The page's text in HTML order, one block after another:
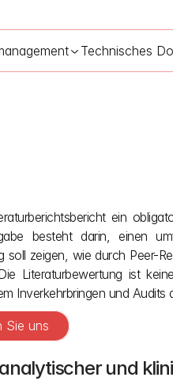
Technisches
ein
besteht darin, einen
zeigen, wie durch Peer-
Literaturbewertung ist
Inverkehrbringen und Audits
Sie uns
und